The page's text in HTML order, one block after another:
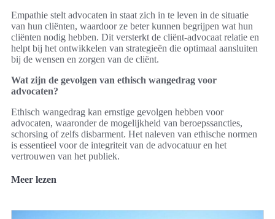
Empathie stelt advocaten in staat zich in te leven in de situatie
van hun cliënten, waardoor ze beter kunnen begrijpen wat hun
cliënten nodig hebben. Dit versterkt de cliënt-advocaat relatie en
helpt bij het ontwikkelen van strategieën die optimaal aansluiten
bij de wensen en zorgen van de cliënt.
Wat zijn de gevolgen van ethisch wangedrag voor
advocaten?
Ethisch wangedrag kan ernstige gevolgen hebben voor
advocaten, waaronder de mogelijkheid van beroepssancties,
schorsing of zelfs disbarment. Het naleven van ethische normen
is essentieel voor de integriteit van de advocatuur en het
vertrouwen van het publiek.
Meer lezen